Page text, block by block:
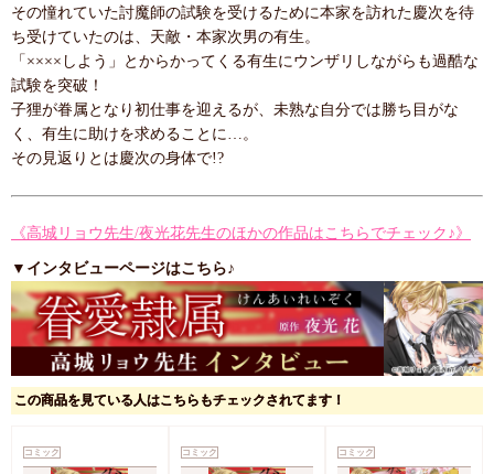
その憧れていた討魔師の試験を受けるために本家を訪れた慶次を待
ち受けていたのは、天敵・本家次男の有生。
「××××しよう」とからかってくる有生にウンザリしながらも過酷な
試験を突破！
子狸が眷属となり初仕事を迎えるが、未熟な自分では勝ち目がな
く、有生に助けを求めることに…。
その見返りとは慶次の身体で!?
《高城リョウ先生/夜光花先生のほかの作品はこちらでチェック♪》
▼インタビューページはこちら♪
この商品を見ている人はこちらもチェックされてます！
コミック コミック コミック